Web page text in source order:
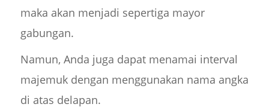
maka akan menjadi sepertiga mayor
gabungan.
Namun, Anda juga dapat menamai interval
majemuk dengan menggunakan nama angka
di atas delapan.